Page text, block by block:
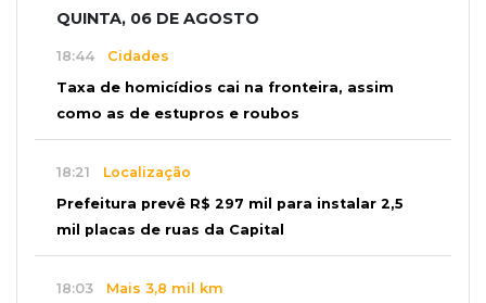
QUINTA, 06 DE AGOSTO
18:44 Cidades
Taxa de homicídios cai na fronteira, assim
como as de estupros e roubos
18:21 Localização
Prefeitura prevê R$ 297 mil para instalar 2,5
mil placas de ruas da Capital
18:03 Mais 3,8 mil km